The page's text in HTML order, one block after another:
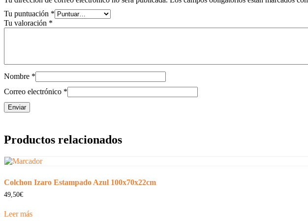
Tu puntuación *
Tu valoración *
Nombre *
Correo electrónico *
Productos relacionados
Colchon Izaro Estampado Azul 100x70x22cm
49,50€
Leer más